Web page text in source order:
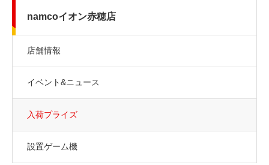
namcoイオン赤穂店
店舗情報
イベント&ニュース
入荷プライズ
設置ゲーム機